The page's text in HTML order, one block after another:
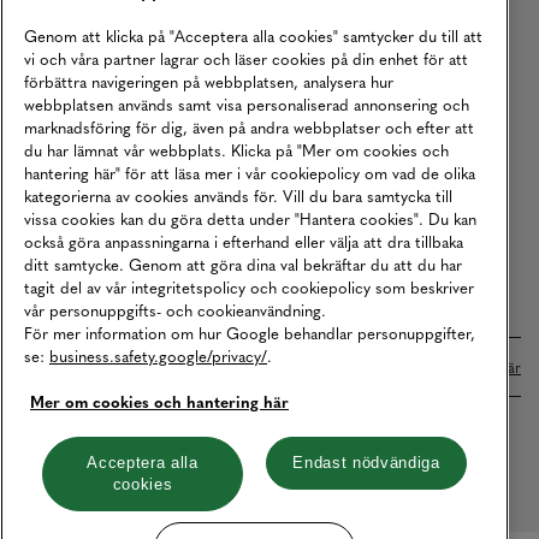
Köpvillkor
Karriär
Vårt Ansvar
Våra Tjänster
Press
Studentrabatt
B2B
Tillgänglighetsredogörelse
Betalningar online sköts i samarbete med Klarna. Läs mer här
Cookies Integritetspolicy
Hantera cookies
Genom att klicka på "Acceptera alla cookies" samtycker du till att
vi och våra partner lagrar och läser cookies på din enhet för att
förbättra navigeringen på webbplatsen, analysera hur
webbplatsen används samt visa personaliserad annonsering och
marknadsföring för dig, även på andra webbplatser och efter att
du har lämnat vår webbplats. Klicka på "Mer om cookies och
hantering här" för att läsa mer i vår cookiepolicy om vad de olika
kategorierna av cookies används för. Vill du bara samtycka till
vissa cookies kan du göra detta under "Hantera cookies". Du kan
också göra anpassningarna i efterhand eller välja att dra tillbaka
ditt samtycke. Genom att göra dina val bekräftar du att du har
tagit del av vår integritetspolicy och cookiepolicy som beskriver
vår personuppgifts- och cookieanvändning.
För mer information om hur Google behandlar personuppgifter,
se: business.safety.google/privacy/.
Mer om cookies och hantering här
Acceptera alla
cookies
Endast nödvändiga